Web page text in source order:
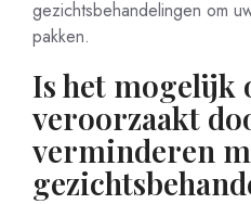
gezichtsbehandelingen om
pakken.
Is het mogelijk
veroorzaakt
verminderen